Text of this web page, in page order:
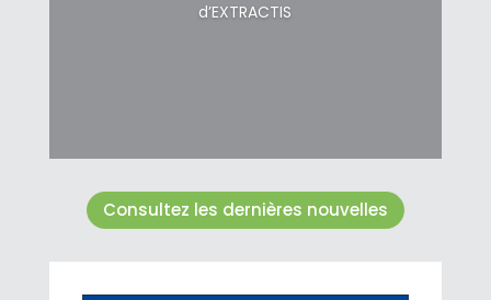
d’EXTRACTIS
Consultez les dernières nouvelles